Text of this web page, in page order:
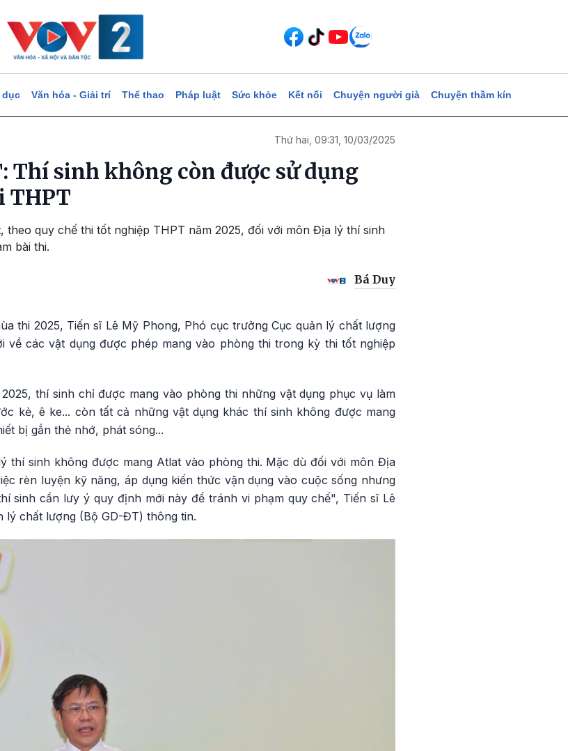
dục Văn hóa - Giải trí Thể thao Pháp luật Sức khỏe Kết nối Chuyện người già Chuyện thầm kín
Thứ hai, 09:31, 10/03/2025
Thí sinh không còn được sử dụng
THPT
theo quy chế thi tốt nghiệp THPT năm 2025, đối với môn Địa lý thí sinh
bài thi.
Bá Duy
thi 2025, Tiến sĩ Lê Mỹ Phong, Phó cục trưởng Cục quản lý chất lượng
về các vật dụng được phép mang vào phòng thi trong kỳ thi tốt nghiệp
thí sinh chỉ được mang vào phòng thi những vật dụng phục vụ làm
kẻ, ê ke... còn tất cả những vật dụng khác thí sinh không được mang
bị gắn thẻ nhớ, phát sóng...
thí sinh không được mang Atlat vào phòng thi. Mặc dù đối với môn Địa
rèn luyện kỹ năng, áp dụng kiến thức vận dụng vào cuộc sống nhưng
sinh cần lưy ý quy định mới này để tránh vi phạm quy chế", Tiến sĩ Lê
lý chất lượng (Bộ GD-ĐT) thông tin.